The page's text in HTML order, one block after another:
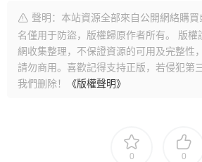
聲明：本站資源全部來自公開網絡購
名僅用于防盜，版權歸原作者所有。 版
網收集整理，不保證資源的可用及完整性
請勿商用。喜歡記得支持正版，若侵犯第
我們删除！
《版權聲明》
0 0